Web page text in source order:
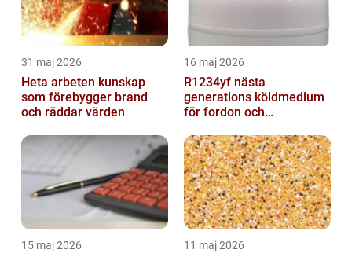
31 maj 2026
Heta arbeten kunskap
som förebygger brand
och räddar värden
16 maj 2026
R1234yf nästa
generations köldmedium
för fordon och
15 maj 2026 11 maj 2026